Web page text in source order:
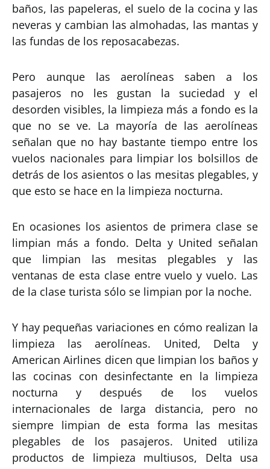
baños, las papeleras, el suelo de la cocina y las
neveras y cambian las almohadas, las mantas y
las fundas de los reposacabezas.
Pero aunque las aerolíneas saben a los
pasajeros no les gustan la suciedad y el
desorden visibles, la limpieza más a fondo es la
que no se ve. La mayoría de las aerolíneas
señalan que no hay bastante tiempo entre los
vuelos nacionales para limpiar los bolsillos de
detrás de los asientos o las mesitas plegables, y
que esto se hace en la limpieza nocturna.
En ocasiones los asientos de primera clase se
limpian más a fondo. Delta y United señalan
que limpian las mesitas plegables y las
ventanas de esta clase entre vuelo y vuelo. Las
de la clase turista sólo se limpian por la noche.
Y hay pequeñas variaciones en cómo realizan la
limpieza las aerolíneas. United, Delta y
American Airlines dicen que limpian los baños y
las cocinas con desinfectante en la limpieza
nocturna y después de los vuelos
internacionales de larga distancia, pero no
siempre limpian de esta forma las mesitas
plegables de los pasajeros. United utiliza
productos de limpieza multiusos, Delta usa